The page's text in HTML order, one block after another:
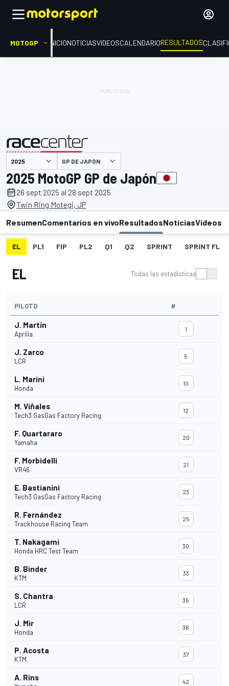
MOTOGP INICIONOTICIASVIDEOSCALENDARIORESULTADOS
presentado por GP DE JAPÓN
2025 MotoGP GP de Japón
26 sept 2025 al 28 sept 2025
Twin Ring Motegi, JP
ResumenComentarios en vivoResultadosNoticiasVideos
EL PL1 FIP PL2 Q1 Q2 SPRINT SPRINT FL
EL Todas las estadísticas
PILOTO #
J. Martín
Aprilia
1
J. Zarco
LCR
5
L. Marini
Honda
10
M. Viñales
Tech3 GasGas Factory Racing
12
F. Quartararo
Yamaha
20
F. Morbidelli
VR46
21
E. Bastianini
Tech3 GasGas Factory Racing
23
R. Fernández
Trackhouse Racing Team
25
T. Nakagami
Honda HRC Test Team
30
B. Binder
KTM
33
S. Chantra
LCR
35
J. Mir
Honda
36
P. Acosta
KTM
37
A. Rins 42